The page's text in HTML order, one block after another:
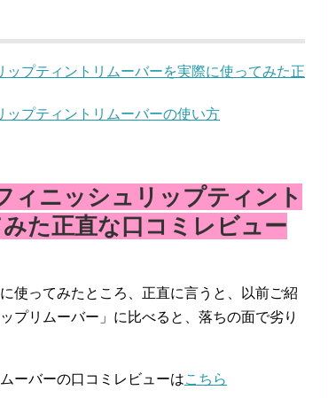
プティントリムーバーを実際に使ってみた正
ップティントリムーバーの使い方
ィニッシュリップティント
た正直な口コミレビュー
使ってみたところ、正直に言うと、以前ご紹
プリムーバー」に比べると、落ちの面で劣り
ーバーの口コミレビューはこちら